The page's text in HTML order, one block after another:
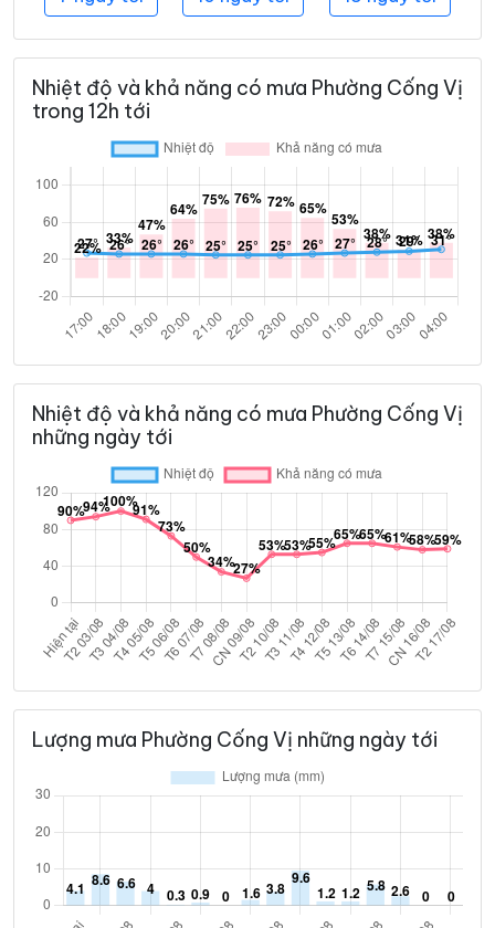
Nhiệt độ và khả năng có mưa Phường Cống Vị
trong 12h tới
Nhiệt độ và khả năng có mưa Phường Cống Vị
những ngày tới
Lượng mưa Phường Cống Vị những ngày tới